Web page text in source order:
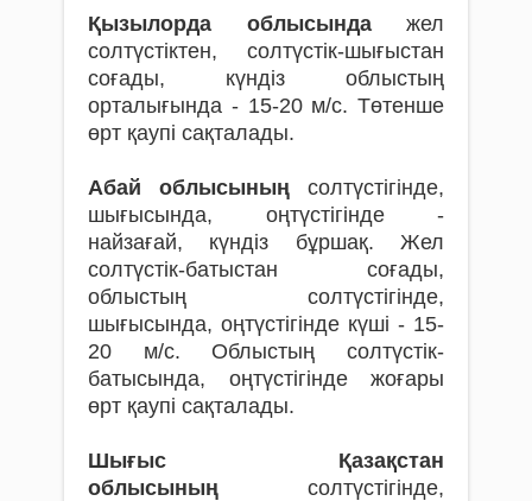
Қызылорда облысындажел
солтүстіктен, солтүстік-шығыстан
соғады, күндіз облыстың
орталығында - 15-20 м/с. Төтенше
өрт қаупі сақталады.
Абай облысының солтүстігінде,
шығысында, оңтүстігінде -
найзағай, күндіз бұршақ. Жел
солтүстік-батыстан соғады,
облыстың солтүстігінде,
шығысында, оңтүстігінде күші - 15-
20 м/с. Облыстың солтүстік-
батысында, оңтүстігінде жоғары
өрт қаупі сақталады.
Шығыс Қазақстан
облысының солтүстігінде,